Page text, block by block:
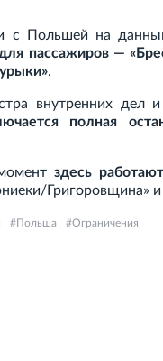
с Польшей на
пассажиров —
.
внутренних дел
полная
здесь
Григоровщина»
Польша Ограничения